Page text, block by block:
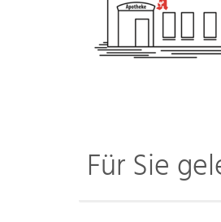
Für Sie